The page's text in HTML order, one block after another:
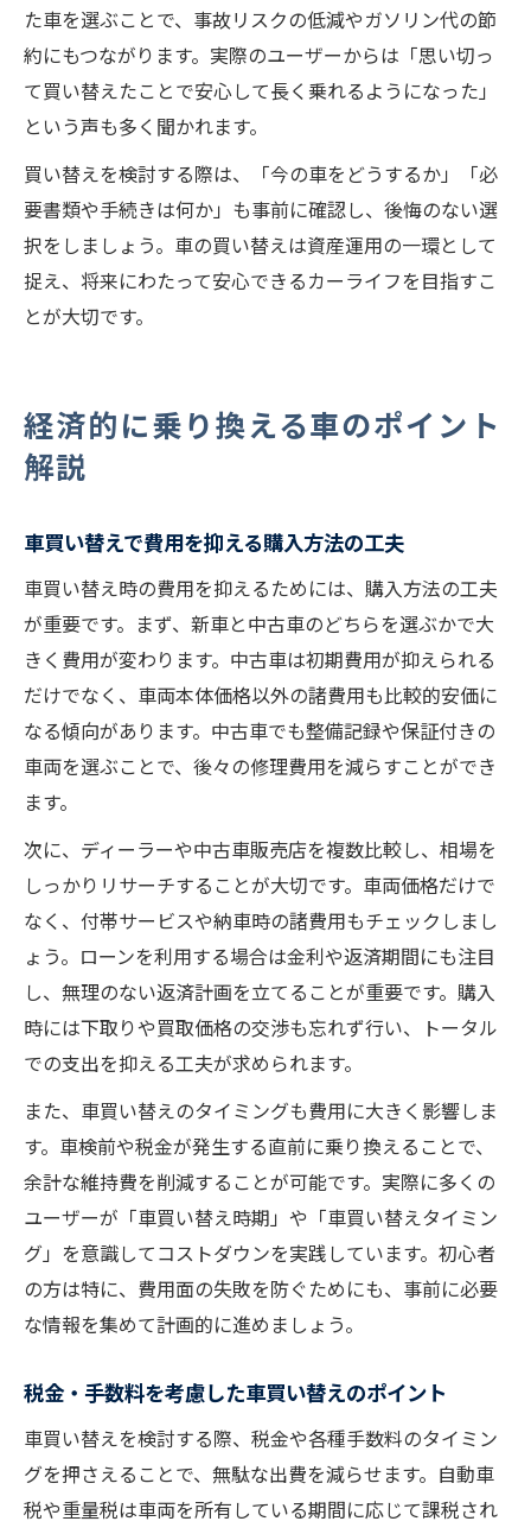
た車を選ぶことで、事故リスクの低減やガソリン代の節
約にもつながります。実際のユーザーからは「思い切っ
て買い替えたことで安心して長く乗れるようになった」
という声も多く聞かれます。
買い替えを検討する際は、「今の車をどうするか」「必
要書類や手続きは何か」も事前に確認し、後悔のない選
択をしましょう。車の買い替えは資産運用の一環として
捉え、将来にわたって安心できるカーライフを目指すこ
とが大切です。
経済的に乗り換える車のポイント
解説
車買い替えで費用を抑える購入方法の工夫
車買い替え時の費用を抑えるためには、購入方法の工夫
が重要です。まず、新車と中古車のどちらを選ぶかで大
きく費用が変わります。中古車は初期費用が抑えられる
だけでなく、車両本体価格以外の諸費用も比較的安価に
なる傾向があります。中古車でも整備記録や保証付きの
車両を選ぶことで、後々の修理費用を減らすことができ
ます。
次に、ディーラーや中古車販売店を複数比較し、相場を
しっかりリサーチすることが大切です。車両価格だけで
なく、付帯サービスや納車時の諸費用もチェックしまし
ょう。ローンを利用する場合は金利や返済期間にも注目
し、無理のない返済計画を立てることが重要です。購入
時には下取りや買取価格の交渉も忘れず行い、トータル
での支出を抑える工夫が求められます。
また、車買い替えのタイミングも費用に大きく影響しま
す。車検前や税金が発生する直前に乗り換えることで、
余計な維持費を削減することが可能です。実際に多くの
ユーザーが「車買い替え時期」や「車買い替えタイミン
グ」を意識してコストダウンを実践しています。初心者
の方は特に、費用面の失敗を防ぐためにも、事前に必要
な情報を集めて計画的に進めましょう。
税金・手数料を考慮した車買い替えのポイント
車買い替えを検討する際、税金や各種手数料のタイミン
グを押さえることで、無駄な出費を減らせます。自動車
税や重量税は車両を所有している期間に応じて課税され